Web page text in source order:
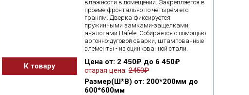
влажности в помещении. Закрепляется в
проеме фронтально по четырем его
граням. Дверка фиксируется
пружинными замками-защелками,
аналогами Hafele. Собирается с помощью
аргонно-дуговой сварки, штампованные
элементы - из оцинкованной стали.
К товару Ценаот: 2 450₽ до 6 450₽
старая цена: 2450₽
Размер(Ш*В) от: 200*200мм до
600*600мм